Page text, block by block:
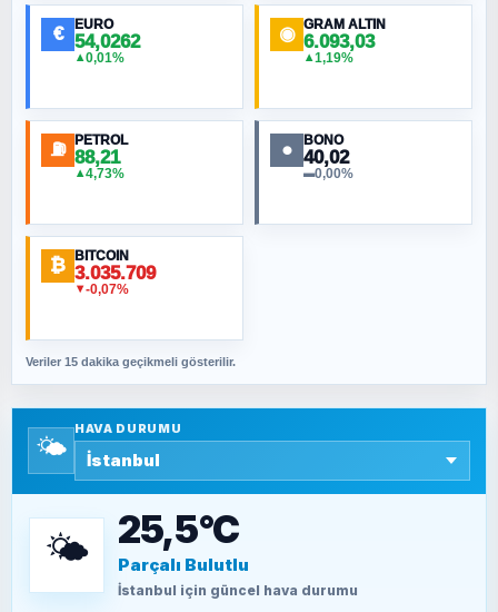
MURAT ÖZKAN
NURETTIN BÖLÜK
ORHAN KILIÇOĞLU
Fahişeye beyinli bir müstevli alçağına
SAVAŞ ŞAHİN
SEYFULLAH ÇİÇEK
TEOMAN ALPASLAN
Kütahya-Eskişehir Muharebeleri (10-24
€ EURO
54,0262
▲0,01%
◉ GRAM ALTIN
6.093,03
▲1,19%
⛽ PETROL
88,21
▲4,73%
● BONO
40,02
▬0,00%
₿ BITCOIN
3.035.709
▼-0,07%
Veriler 15 dakika geçikmeli gösterilir.
🌤️
HAVA DURUMU
🌤️ 25,5°C
Parçalı Bulutlu
İstanbul için güncel hava durumu